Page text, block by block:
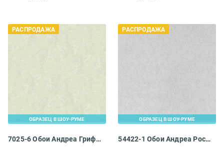
РАСПРОДАЖА
ОБРАЗЕЦ В ШОУ-РУМЕ
7025-6 Обои Андреа Грифони Рагионе
РАСПРОДАЖА
ОБРАЗЕЦ В ШОУ-РУМЕ
54422-1 Обои Андреа Росси Каволли